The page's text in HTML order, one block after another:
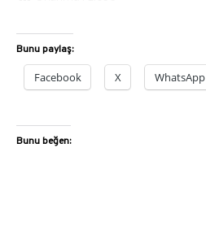
Bunu paylaş:
Facebook X WhatsApp
Bunu beğen: